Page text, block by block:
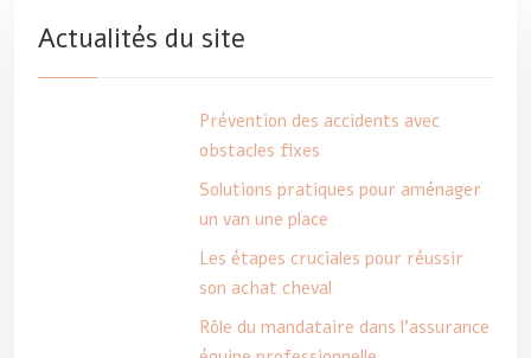
Actualités du site
Prévention des accidents avec
obstacles fixes
Solutions pratiques pour aménager
un van une place
Les étapes cruciales pour réussir
son achat cheval
Rôle du mandataire dans l’assurance